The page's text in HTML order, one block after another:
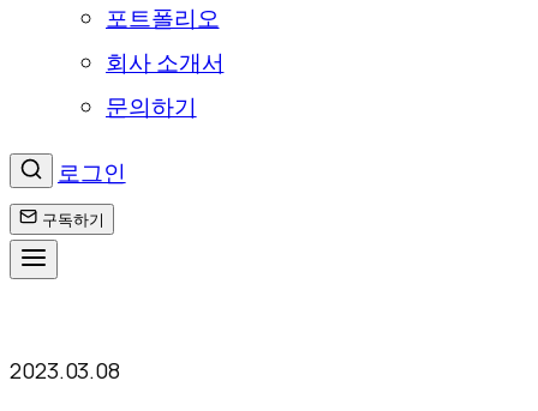
포트폴리오
회사 소개서
문의하기
로그인
구독하기
2023.03.08